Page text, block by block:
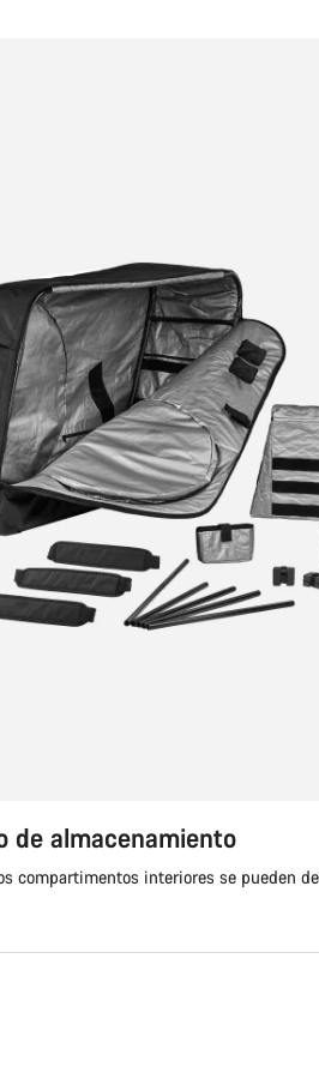
de almacenamiento
compartimentos interiores se pueden
Abrir chat
Cerrar